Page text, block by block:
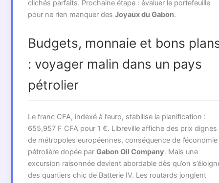
clichés parfaits. Prochaine étape : évaluer le portefeuille
pour ne rien manquer des Joyaux du Gabon.
Budgets, monnaie et bons
: voyager malin dans un pays
pétrolier
Le franc CFA, indexé à l’euro, stabilise la planification :
655,957 F CFA pour 1 €. Libreville affiche des prix dignes
de métropoles européennes, conséquence de l’économie
pétrolière dopée par Gabon Oil Company. Mais une
excursion raisonnée devient abordable dès qu’on
des quartiers chic de Batterie IV. Les routards jonglent